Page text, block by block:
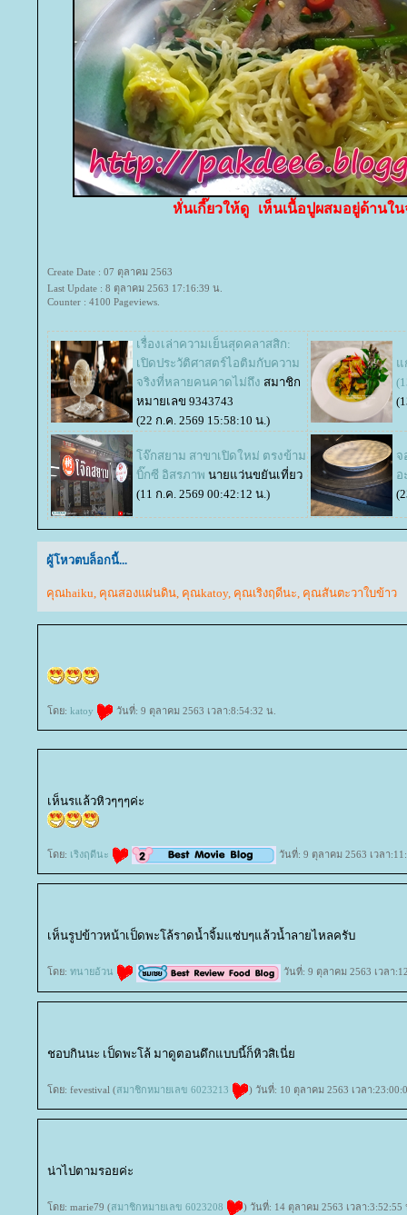
หั่นเกี๊ยวให้ดู เห็นเนื้อปูผสมอยู่ด้านใ
Create Date : 07 ตุลาคม 2563
Last Update : 8 ตุลาคม 2563 17:16:39 น.
Counter : 4100 Pageviews.
เรื่องเล่าความเย็นสุดคลาสสิก:
เปิดประวัติศาสตร์ไอติมกับความ
จริงที่หลายคนคาดไม่ถึง สมาชิก
หมายเลข 9343743
(22 ก.ค. 2569 15:58:10 น.)
ก
จ๊กสยาม สาขาเปิดใหม่ ตรงข้าม
บิ๊กซี อิสรภาพ นายแว่นขยันเที่ยว
(11 ก.ค. 2569 00:42:12 น.)
จ
อ
ผู้โหวตบล็อกนี้...
คุณhaiku, คุณสองแผ่นดิน, คุณkatoy, คุณเริงฤดีนะ, คุณสันตะวาใบข้าว
ดย: katoy วันที่: 9 ตุลาคม 2563 เวลา:8:54:32 น.
เห็นรแล้วหิวๆๆๆค่ะ
ดย: เริงฤดีนะ วันที่: 9 ตุลาคม 2563 เวลา
เห็นรูปข้าวหน้าเป็ดพะโล้ราดน้ำจิ้มแซ่บๆแล้วน้ำลายไหลครับ
ดย: ทนายอ้วน วันที่: 9 ตุลาคม 2563 เวลา
ชอบกินนะ เป็ดพะโล้ มาดูตอนดึกแบบนี้ก็หิวสิเนี่
ดย: fevestival (สมาชิกหมายเลข 6023213 ) วันที่: 10 ตุลาคม 2563 เวลา
น่าไปตามรอยค่ะ
ดย: marie79 (สมาชิกหมายเลข 6023208 ) วันที่: 14 ตุลาคม 2563 เวลา:3:52:55